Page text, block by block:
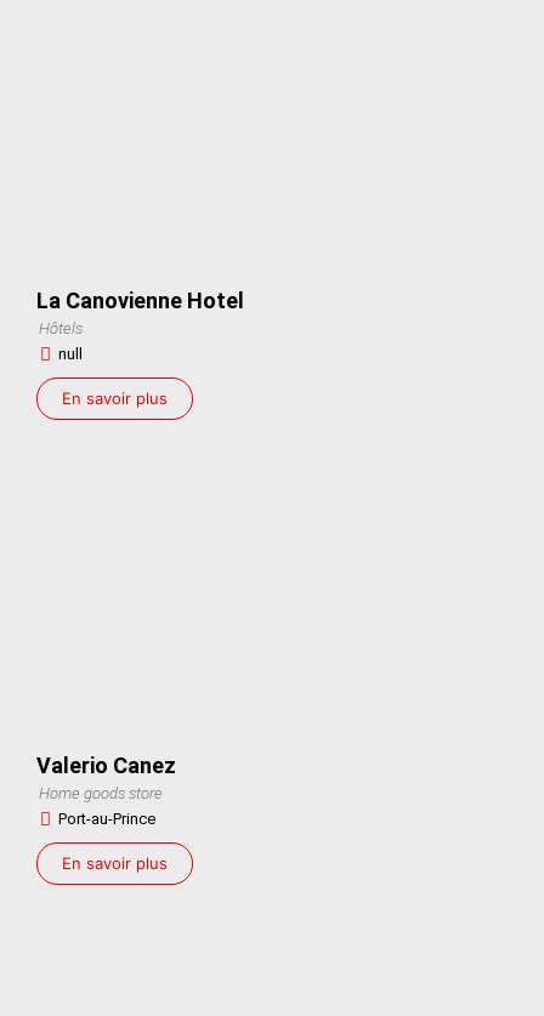
La Canovienne Hotel
Hôtels
null
En savoir plus
Valerio Canez
Home goods store
Port-au-Prince
En savoir plus